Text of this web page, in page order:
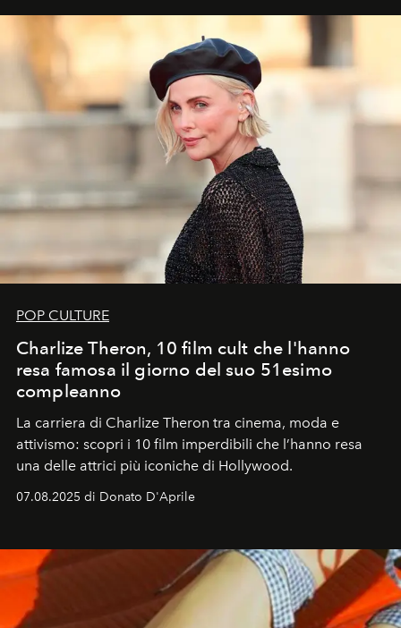
POP CULTURE
Charlize Theron, 10 film cult che l'hanno
resa famosa il giorno del suo 51esimo
compleanno
La carriera di Charlize Theron tra cinema, moda e
attivismo: scopri i 10 film imperdibili che l’hanno resa
una delle attrici più iconiche di Hollywood.
07.08.2025 di Donato D'Aprile